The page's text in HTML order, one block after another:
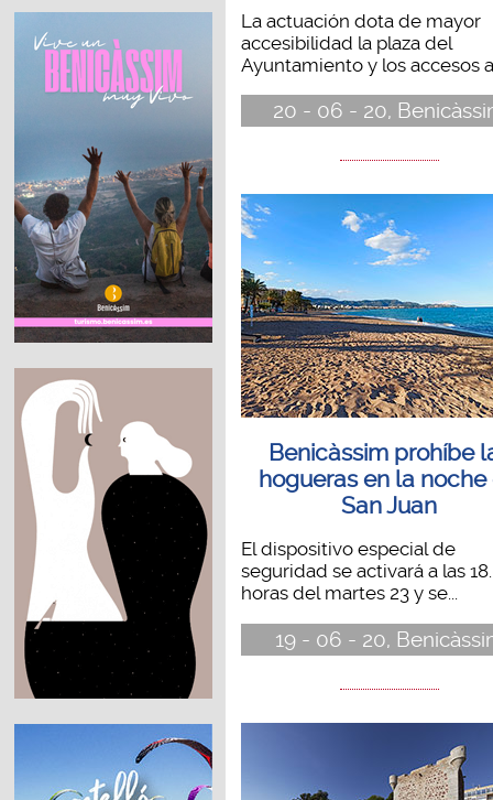
La actuación dota de mayor
accesibilidad la plaza del
Ayuntamiento y los accesos
20 - 06 - 20,
Benicàssim prohíbe
hogueras en la noche
San Juan
El dispositivo especial de
seguridad se activará a las
horas del martes 23 y se...
19 - 06 - 20,